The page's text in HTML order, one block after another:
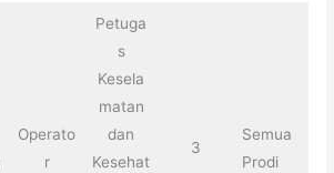
Operato
r
Petuga
s
Kesela
matan
dan
Kesehat
3
Semua
Prodi